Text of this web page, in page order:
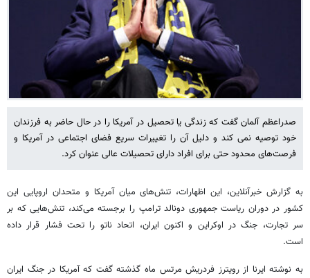
صدراعظم آلمان گفت که زندگی یا تحصیل در آمریکا را در حال حاضر به فرزندان
خود توصیه نمی کند و دلیل آن را تغییرات سریع فضای اجتماعی در آمریکا و
فرصت‌های محدود حتی برای افراد دارای تحصیلات عالی عنوان کرد.
به گزارش خبرآنلاین، این اظهارات، تنش‌های میان آمریکا و متحدان اروپایی‌ این
کشور در دوران ریاست جمهوری دونالد ترامپ را برجسته می‌کند، تنش‌هایی که بر
سر تجارت، جنگ در اوکراین و اکنون ایران، اتحاد ناتو را تحت فشار قرار داده
است.
به نوشته ایرنا از رویترز فردریش مرتس ماه گذشته گفت که آمریکا در جنگ ایران